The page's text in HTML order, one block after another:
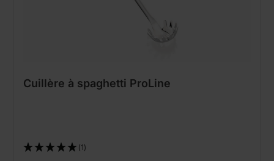
Cuillère à spaghetti ProLine
(1)